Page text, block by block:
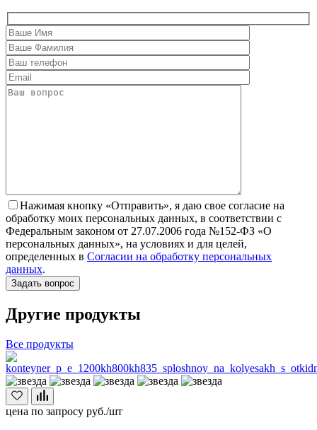
Нажимая кнопку «Отправить», я даю свое согласие на
обработку моих персональных данных, в соответствии с
Федеральным законом от 27.07.2006 года №152-ФЗ «О
персональных данных», на условиях и для целей,
определенных в Согласии на обработку персональных
данных.
Другие продукты
Все продукты
цена по запросу руб./шт